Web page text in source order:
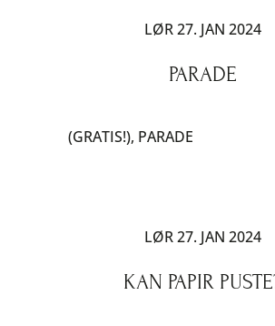
LØR 27. JAN 2024
PARADE
(GRATIS!), PARADE
LØR 27. JAN 2024
KAN PAPIR